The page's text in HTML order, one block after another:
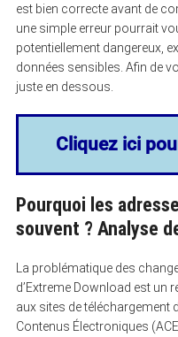
est bien correcte avant de
une simple erreur pourrait
potentiellement dangereux,
données sensibles. Afin de
juste en dessous.
Cliquez ici
Pourquoi les
souvent ? Analyse
La problématique des
d’Extreme Download est un
aux sites de téléchargement
Contenus Électroniques